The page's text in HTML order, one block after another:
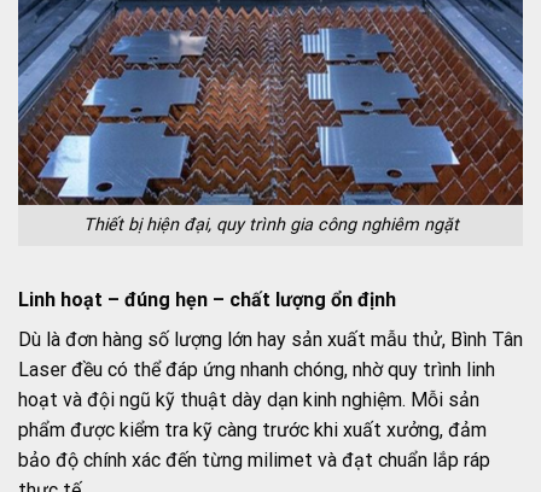
Thiết bị hiện đại, quy trình gia công nghiêm ngặt
Linh hoạt – đúng hẹn – chất lượng ổn định
Dù là đơn hàng số lượng lớn hay sản xuất mẫu thử, Bình Tân
Laser đều có thể đáp ứng nhanh chóng, nhờ quy trình linh
hoạt và đội ngũ kỹ thuật dày dạn kinh nghiệm. Mỗi sản
phẩm được kiểm tra kỹ càng trước khi xuất xưởng, đảm
bảo độ chính xác đến từng milimet và đạt chuẩn lắp ráp